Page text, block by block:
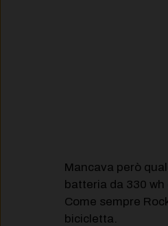
Mancava però
batteria da 330 wh
Come sempre
bicicletta.